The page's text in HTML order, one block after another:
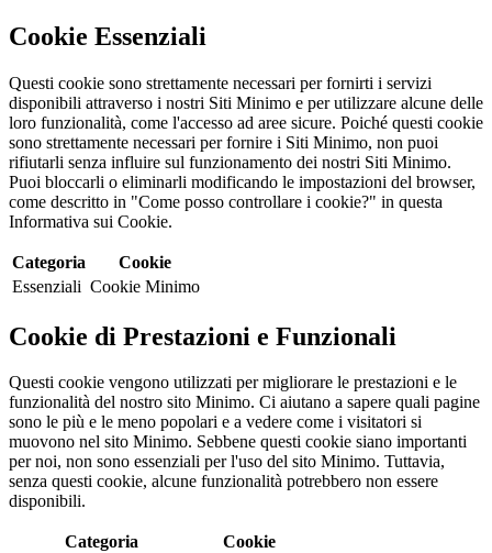
Cookie Essenziali
Questi cookie sono strettamente necessari per fornirti i servizi
disponibili attraverso i nostri Siti Minimo e per utilizzare alcune delle
loro funzionalità, come l'accesso ad aree sicure. Poiché questi cookie
sono strettamente necessari per fornire i Siti Minimo, non puoi
rifiutarli senza influire sul funzionamento dei nostri Siti Minimo.
Puoi bloccarli o eliminarli modificando le impostazioni del browser,
come descritto in "Come posso controllare i cookie?" in questa
Informativa sui Cookie.
Categoria
Cookie
Essenziali Cookie Minimo
Cookie di Prestazioni e Funzionali
Questi cookie vengono utilizzati per migliorare le prestazioni e le
funzionalità del nostro sito Minimo. Ci aiutano a sapere quali pagine
sono le più e le meno popolari e a vedere come i visitatori si
muovono nel sito Minimo. Sebbene questi cookie siano importanti
per noi, non sono essenziali per l'uso del sito Minimo. Tuttavia,
senza questi cookie, alcune funzionalità potrebbero non essere
disponibili.
Categoria
Cookie